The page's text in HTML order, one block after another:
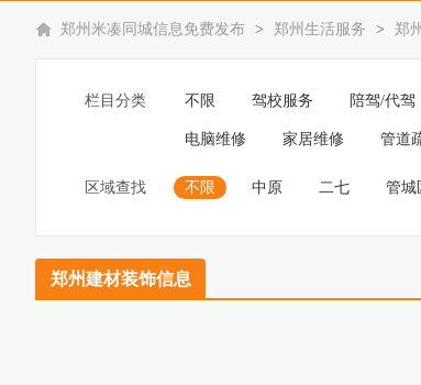
郑州米凑同城信息免费发布 > 郑州生活服务 > 郑
栏目分类 不限 驾校服务 陪驾/代驾
电脑维修 家居维修 管道
区域查找 不限 中原 二七 管城
郑州建材装饰信息